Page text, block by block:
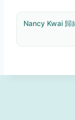
Nancy Kwai 歸